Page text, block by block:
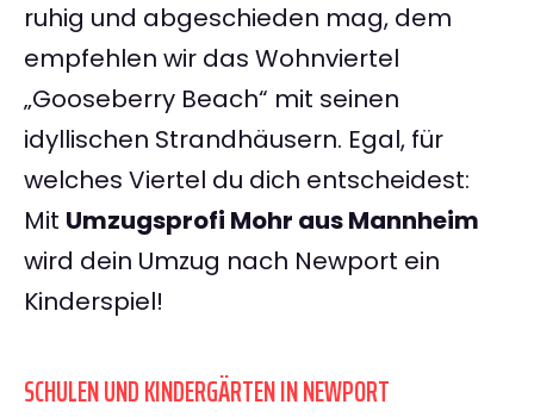
ruhig und abgeschieden mag, dem
empfehlen wir das Wohnviertel
„Gooseberry Beach“ mit seinen
idyllischen Strandhäusern. Egal, für
welches Viertel du dich entscheidest:
Mit Umzugsprofi Mohr aus Mannheim
wird dein Umzug nach Newport ein
Kinderspiel!
SCHULEN UND KINDERGÄRTEN IN NEWPORT